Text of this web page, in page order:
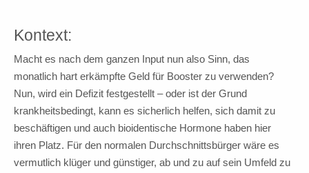
Kontext:
Macht es nach dem ganzen Input nun also Sinn, das
monatlich hart erkämpfte Geld für Booster zu verwenden?
Nun, wird ein Defizit festgestellt – oder ist der Grund
krankheitsbedingt, kann es sicherlich helfen, sich damit zu
beschäftigen und auch bioidentische Hormone haben hier
ihren Platz. Für den normalen Durchschnittsbürger wäre es
vermutlich klüger und günstiger, ab und zu auf sein Umfeld zu